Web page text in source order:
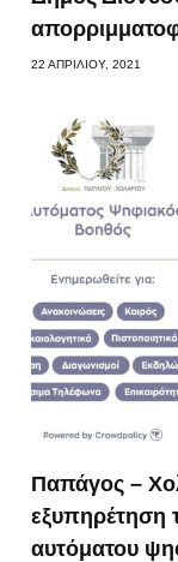
22 ΑΠΡΙΛΊΟΥ, 2021
Παπάγος –
εξυπηρέτηση
αυτόματου